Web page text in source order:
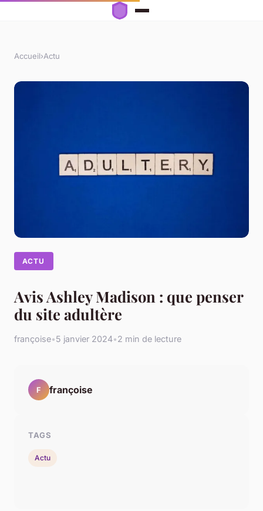
Accueil›Actu
ACTU
Avis Ashley Madison : que penser
du site adultère
françoise•5 janvier 2024•2 min de lecture
F françoise
TAGS
Actu